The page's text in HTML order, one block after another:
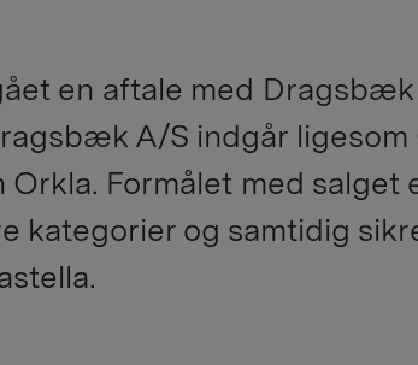
en aftale med
A/S indgår ligesom
Formålet med salget
kategorier og samtidig